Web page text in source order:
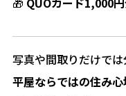
写真や間取りだけでは
平屋ならではの住み